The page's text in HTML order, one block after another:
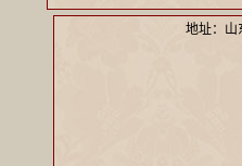
地址：山